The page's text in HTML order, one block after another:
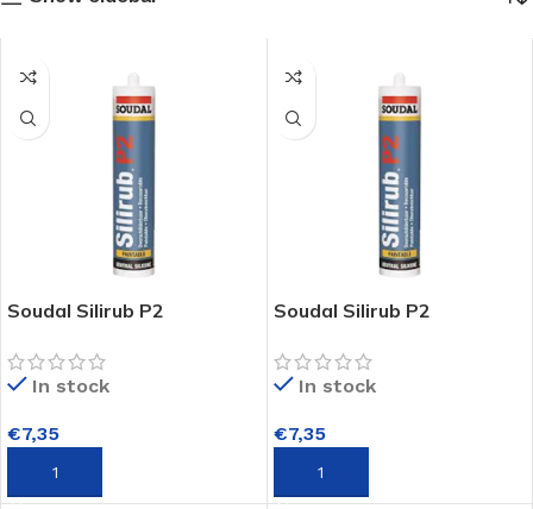
Soudal Silirub P2
Zwart C04
In stock
€7,35
Soudal Silirub P2
– RAL 9010
In stock
€7,35